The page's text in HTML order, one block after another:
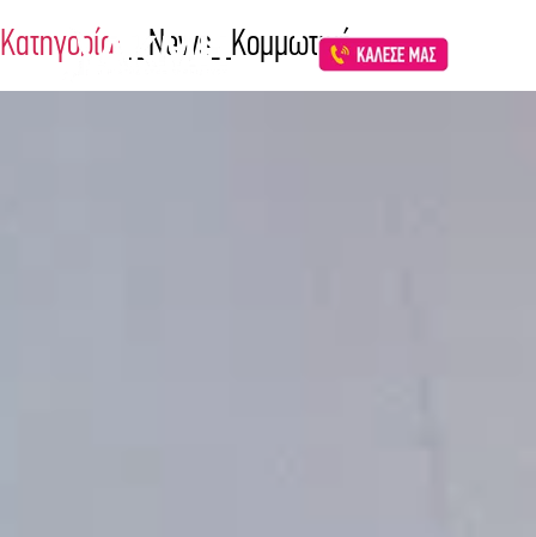
Κατηγορία: _News_Κομμωτική